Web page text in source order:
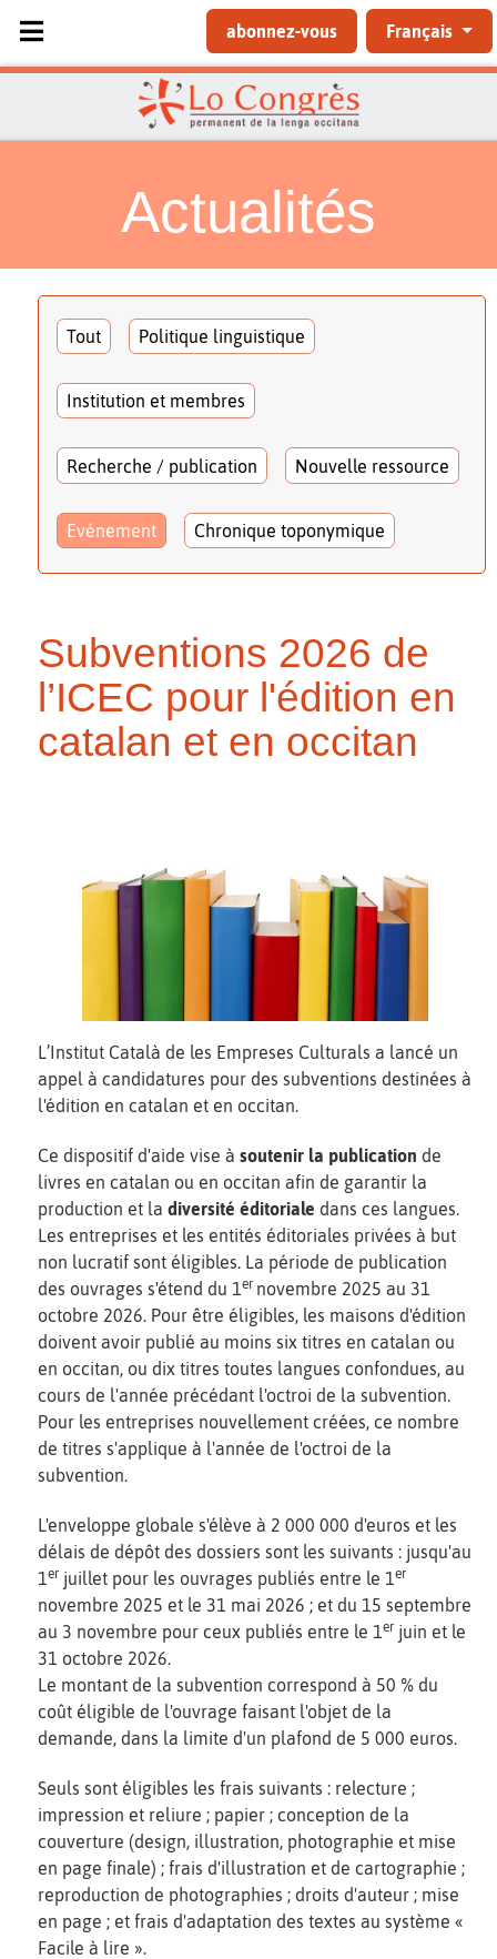
Sélectionnez votre langue
abonnez-vous Français
Actualités
Tout Politique linguistique
Institution et membres
Recherche / publication Nouvelle ressource
Evénement Chronique toponymique
Subventions 2026 de
l’ICEC pour l'édition en
catalan et en occitan
L’Institut Català de les Empreses Culturals a lancé un
appel à candidatures pour des subventions destinées à
l'édition en catalan et en occitan.
Ce dispositif d'aide vise à soutenir la publication de
livres en catalan ou en occitan afin de garantir la
production et la diversité éditoriale dans ces langues.
Les entreprises et les entités éditoriales privées à but
non lucratif sont éligibles. La période de publication
des ouvrages s'étend du 1er novembre 2025 au 31
octobre 2026. Pour être éligibles, les maisons d'édition
doivent avoir publié au moins six titres en catalan ou
en occitan, ou dix titres toutes langues confondues, au
cours de l'année précédant l'octroi de la subvention.
Pour les entreprises nouvellement créées, ce nombre
de titres s'applique à l'année de l'octroi de la
subvention.
L'enveloppe globale s'élève à 2 000 000 d'euros et les
délais de dépôt des dossiers sont les suivants : jusqu'au
1er juillet pour les ouvrages publiés entre le 1er
novembre 2025 et le 31 mai 2026 ; et du 15 septembre
au 3 novembre pour ceux publiés entre le 1er juin et le
31 octobre 2026.
Le montant de la subvention correspond à 50 % du
coût éligible de l'ouvrage faisant l'objet de la
demande, dans la limite d'un plafond de 5 000 euros.
Seuls sont éligibles les frais suivants : relecture ;
impression et reliure ; papier ; conception de la
couverture (design, illustration, photographie et mise
en page finale) ; frais d'illustration et de cartographie ;
reproduction de photographies ; droits d'auteur ; mise
en page ; et frais d'adaptation des textes au système «
Facile à lire ».